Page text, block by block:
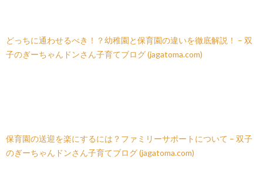
どっちに通わせるべき！？幼稚園と保育園の違いを徹底解説！ – 双
子のぎーちゃんドンさん子育てブログ (jagatoma.com)
保育園の送迎を楽にするには？ファミリーサポートについて – 双子
のぎーちゃんドンさん子育てブログ (jagatoma.com)